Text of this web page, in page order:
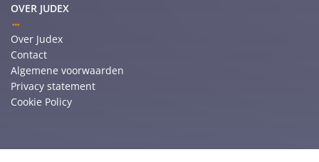
OVER JUDEX
Over Judex
Contact
Algemene voorwaarden
Privacy statement
Cookie Policy